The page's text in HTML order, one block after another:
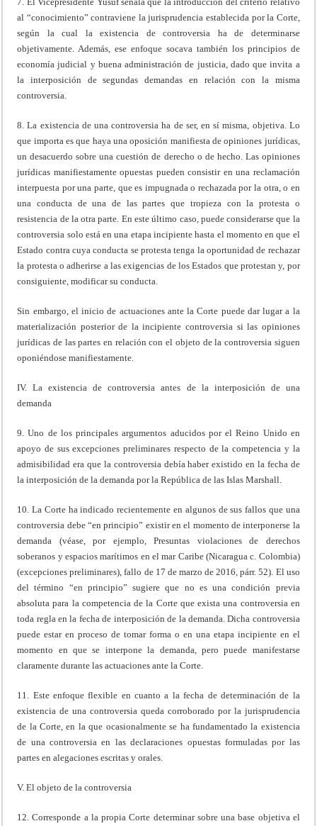
al “conocimiento” contraviene la jurisprudencia establecida por la Corte,
según la cual la existencia de controversia ha de determinarse
objetivamente. Además, ese enfoque socava también los principios de
economía judicial y buena administración de justicia, dado que invita a
la interposición de segundas demandas en relación con la misma
controversia.
8. La existencia de una controversia ha de ser, en sí misma, objetiva. Lo
que importa es que haya una oposición manifiesta de opiniones jurídicas,
un desacuerdo sobre una cuestión de derecho o de hecho. Las opiniones
jurídicas manifiestamente opuestas pueden consistir en una reclamación
interpuesta por una parte, que es impugnada o rechazada por la otra, o en
una conducta de una de las partes que tropieza con la protesta o
resistencia de la otra parte. En este último caso, puede considerarse que la
controversia solo está en una etapa incipiente hasta el momento en que el
Estado contra cuya conducta se protesta tenga la oportunidad de rechazar
la protesta o adherirse a las exigencias de los Estados que protestan y, por
consiguiente, modificar su conducta.
Sin embargo, el inicio de actuaciones ante la Corte puede dar lugar a la
materialización posterior de la incipiente controversia si las opiniones
jurídicas de las partes en relación con el objeto de la controversia siguen
oponiéndose manifiestamente.
IV. La existencia de controversia antes de la interposición de una
demanda
9. Uno de los principales argumentos aducidos por el Reino Unido en
apoyo de sus excepciones preliminares respecto de la competencia y la
admisibilidad era que la controversia debía haber existido en la fecha de
la interposición de la demanda por la República de las Islas Marshall.
10. La Corte ha indicado recientemente en algunos de sus fallos que una
controversia debe “en principio” existir en el momento de interponerse la
demanda (véase, por ejemplo, Presuntas violaciones de derechos
soberanos y espacios marítimos en el mar Caribe (Nicaragua c. Colombia)
(excepciones preliminares), fallo de 17 de marzo de 2016, párr. 52). El uso
del término “en principio” sugiere que no es una condición previa
absoluta para la competencia de la Corte que exista una controversia en
toda regla en la fecha de interposición de la demanda. Dicha controversia
puede estar en proceso de tomar forma o en una etapa incipiente en el
momento en que se interpone la demanda, pero puede manifestarse
claramente durante las actuaciones ante la Corte.
11. Este enfoque flexible en cuanto a la fecha de determinación de la
existencia de una controversia queda corroborado por la jurisprudencia
de la Corte, en la que ocasionalmente se ha fundamentado la existencia
de una controversia en las declaraciones opuestas formuladas por las
partes en alegaciones escritas y orales.
V. El objeto de la controversia
12. Corresponde a la propia Corte determinar sobre una base objetiva el